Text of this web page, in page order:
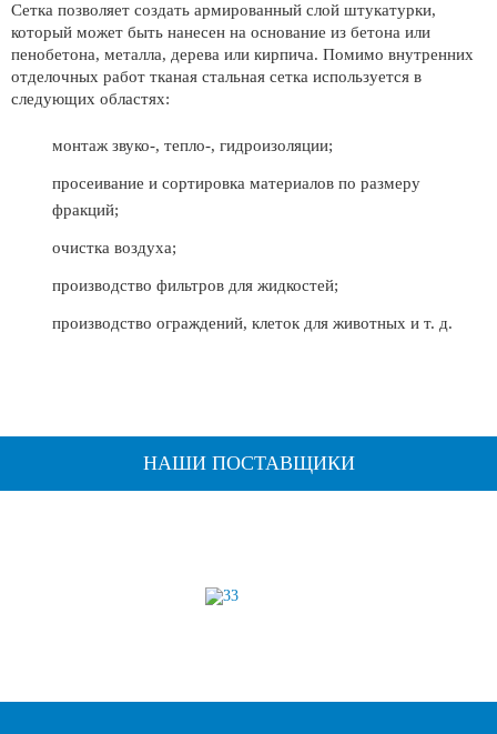
Сетка позволяет создать армированный слой штукатурки,
который может быть нанесен на основание из бетона или
пенобетона, металла, дерева или кирпича. Помимо внутренних
отделочных работ тканая стальная сетка используется в
следующих областях:
монтаж звуко-, тепло-, гидроизоляции;
просеивание и сортировка материалов по размеру
фракций;
очистка воздуха;
производство фильтров для жидкостей;
производство ограждений, клеток для животных и т. д.
НАШИ ПОСТАВЩИКИ